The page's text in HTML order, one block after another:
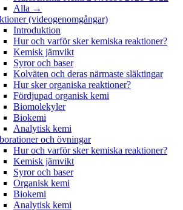
Alla →
(videogenomgångar)
Introduktion
Hur och varför sker kemiska reaktioner?
Kemisk jämvikt
Syror och baser
Kolväten och deras närmaste släktingar
Hur sker organiska reaktioner?
Fördjupad organisk kemi
Biomolekyler
Biokemi
Analytisk kemi
och övningar
Hur och varför sker kemiska reaktioner?
Kemisk jämvikt
Syror och baser
Organisk kemi
Biokemi
Analytisk kemi